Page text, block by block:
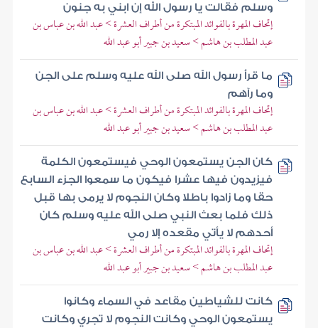
وسلم فقالت يا رسول الله إن ابني به جنون
إتحاف المهرة بالفوائد المبتكرة من أطراف العشرة > عبد الله بن عباس بن
عبد المطلب بن هاشم > سعيد بن جبير أبو عبد الله
ما قرأ رسول الله صلى الله عليه وسلم على الجن
وما رآهم
إتحاف المهرة بالفوائد المبتكرة من أطراف العشرة > عبد الله بن عباس بن
عبد المطلب بن هاشم > سعيد بن جبير أبو عبد الله
كان الجن يستمعون الوحي فيستمعون الكلمة
فيزيدون فيها عشرا فيكون ما سمعوا الجزء السابع
حقا وما زادوا باطلا وكان النجوم لا يرمى بها قبل
ذلك فلما بعث النبي صلى الله عليه وسلم كان
أحدهم لا يأتي مقعده إلا رمي
إتحاف المهرة بالفوائد المبتكرة من أطراف العشرة > عبد الله بن عباس بن
عبد المطلب بن هاشم > سعيد بن جبير أبو عبد الله
كانت للشياطين مقاعد في السماء وكانوا
يستمعون الوحي وكانت النجوم لا تجري وكانت